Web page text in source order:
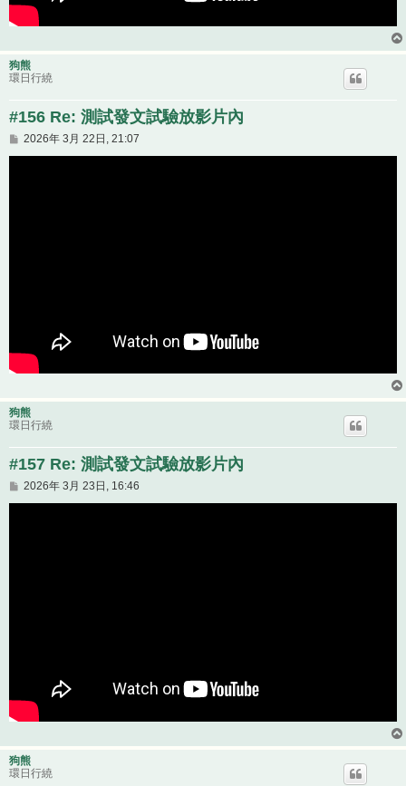
狗熊
環日行繞
#156 Re: 測試發文試驗放影片內
文
2026年 3月 22日, 21:07
狗熊
環日行繞
#157 Re: 測試發文試驗放影片內
文
2026年 3月 23日, 16:46
狗熊
環日行繞